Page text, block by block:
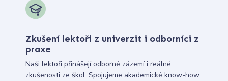
Zkušení lektoři z univerzit i odborníci z
praxe
Naši lektoři přinášejí odborné zázemí i reálné
zkušenosti ze škol. Spojujeme akademické know-how